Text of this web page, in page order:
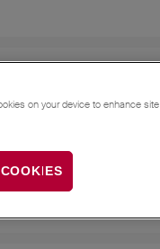
on your device to enhance site